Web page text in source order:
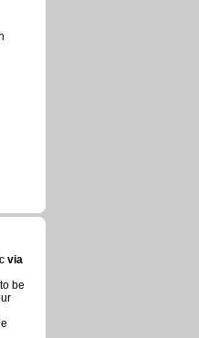
via
be